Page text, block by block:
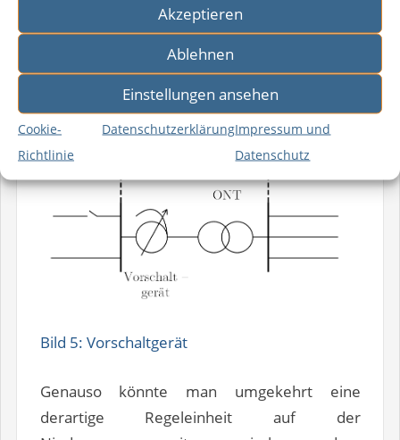
Akzeptieren
Ablehnen
Einstellungen ansehen
Cookie-
Richtlinie
DatenschutzerklärungImpressum und
Datenschutz
Mittelspannungsseite zu platzieren. Eine
solche Lösung wird hier als Vorschaltgerät
bezeichnet und ist vom Schema her in Bild 5
Bild 5: Vorschaltgerät
Genauso könnte man umgekehrt eine
derartige Regeleinheit auf der